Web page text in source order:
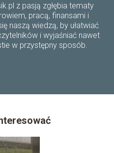
z pasją zgłębia tematy
pracą, finansami i
naszą wiedzą, by ułatwiać
i wyjaśniać nawet
w przystępny sposób.